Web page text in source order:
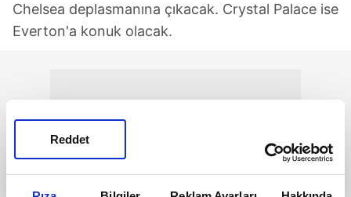
Reddet
Chelsea deplasmanına çıkacak. Crystal Palace ise
Everton'a konuk olacak.